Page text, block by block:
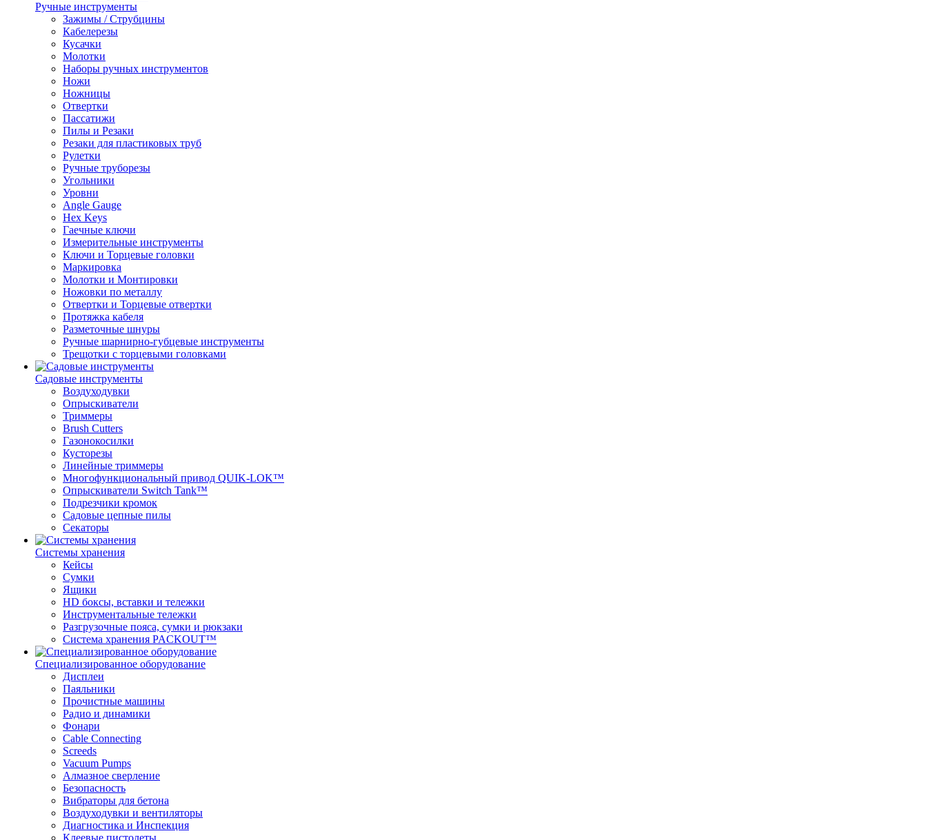
Ручные инструменты
Зажимы / Струбцины
Кабелерезы
Кусачки
Молотки
Наборы ручных инструментов
Ножи
Ножницы
Отвертки
Пассатижи
Пилы и Резаки
Резаки для пластиковых труб
Рулетки
Ручные труборезы
Угольники
Уровни
Angle Gauge
Hex Keys
Гаечные ключи
Измерительные инструменты
Ключи и Торцевые головки
Маркировка
Молотки и Монтировки
Ножовки по металлу
Отвертки и Торцевые отвертки
Протяжка кабеля
Разметочные шнуры
Ручные шарнирно-губцевые инструменты
Трещотки с торцевыми головками
Садовые инструменты
Воздуходувки
Опрыскиватели
Триммеры
Brush Cutters
Газонокосилки
Кусторезы
Линейные триммеры
Многофункциональный привод QUIK-LOK™
Опрыскиватели Switch Tank™
Подрезчики кромок
Садовые цепные пилы
Секаторы
Системы хранения
Кейсы
Сумки
Ящики
HD боксы, вставки и тележки
Инструментальные тележки
Разгрузочные пояса, сумки и рюкзаки
Система хранения PACKOUT™
Специализированное оборудование
Дисплеи
Паяльники
Прочистные машины
Радио и динамики
Фонари
Cable Connecting
Screeds
Vacuum Pumps
Алмазное сверление
Безопасность
Вибраторы для бетона
Воздуходувки и вентиляторы
Диагностика и Инспекция
Клеевые пистолеты